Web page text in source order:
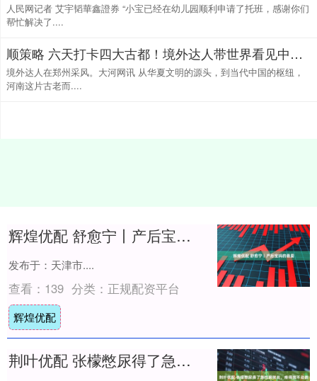
人民网记者 艾宇韬華鑫證券 “小宝已经在幼儿园顺利申请了托班，感谢你们
帮忙解决了....
顺策略 六天打卡四大古都！境外达人带世界看见中原之美
境外达人在郑州采风。大河网讯 从华夏文明的源头，到当代中国的枢纽，
河南这片古老而....
辉煌优配 舒愈宁丨产后宝妈的最爱
发布于：天津市....
查看： 139 分类： 正规配资平台
辉煌优配
荆叶优配 张檬憋尿得了急性膀胱炎，疼得抱不动孩子，3个月儿子已胖到13斤_宝宝_妈妈_亲身经历